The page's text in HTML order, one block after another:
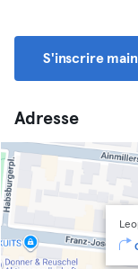
S'inscrire
Adresse